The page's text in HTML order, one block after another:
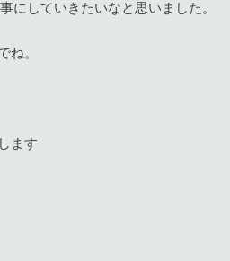
にしていきたいなと思いました。
ね。
ます